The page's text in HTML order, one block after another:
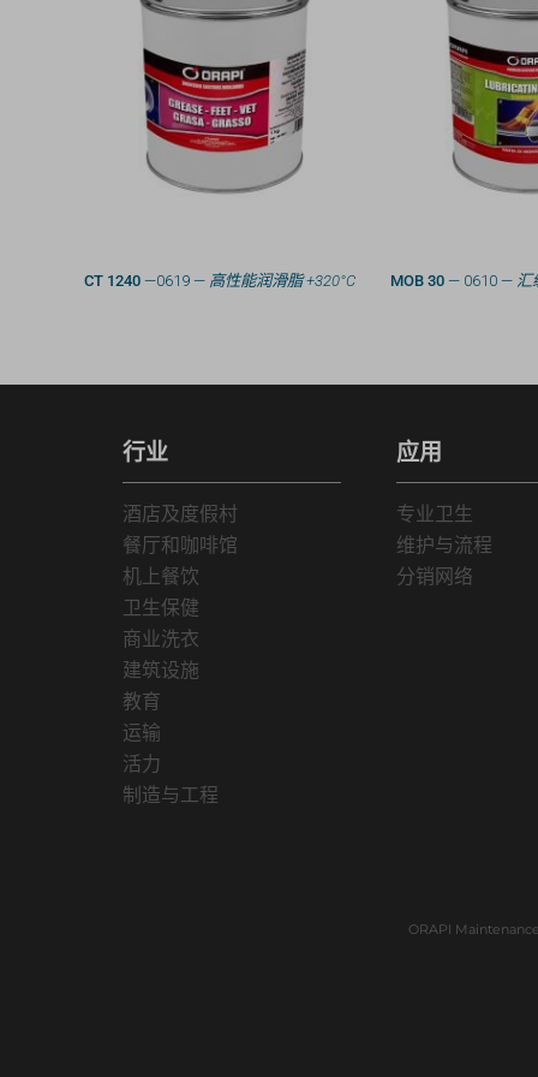
CT 1240—0619 — 高性能润滑脂 +320°C MOB 30— 0610 — 汇
行业
酒店及度假村
餐厅和咖啡馆
机上餐饮
卫生保健
商业洗衣
建筑设施
教育
运输
活力
制造与工程
应用
专业卫生
维护与流程
分销网络
ORAPI